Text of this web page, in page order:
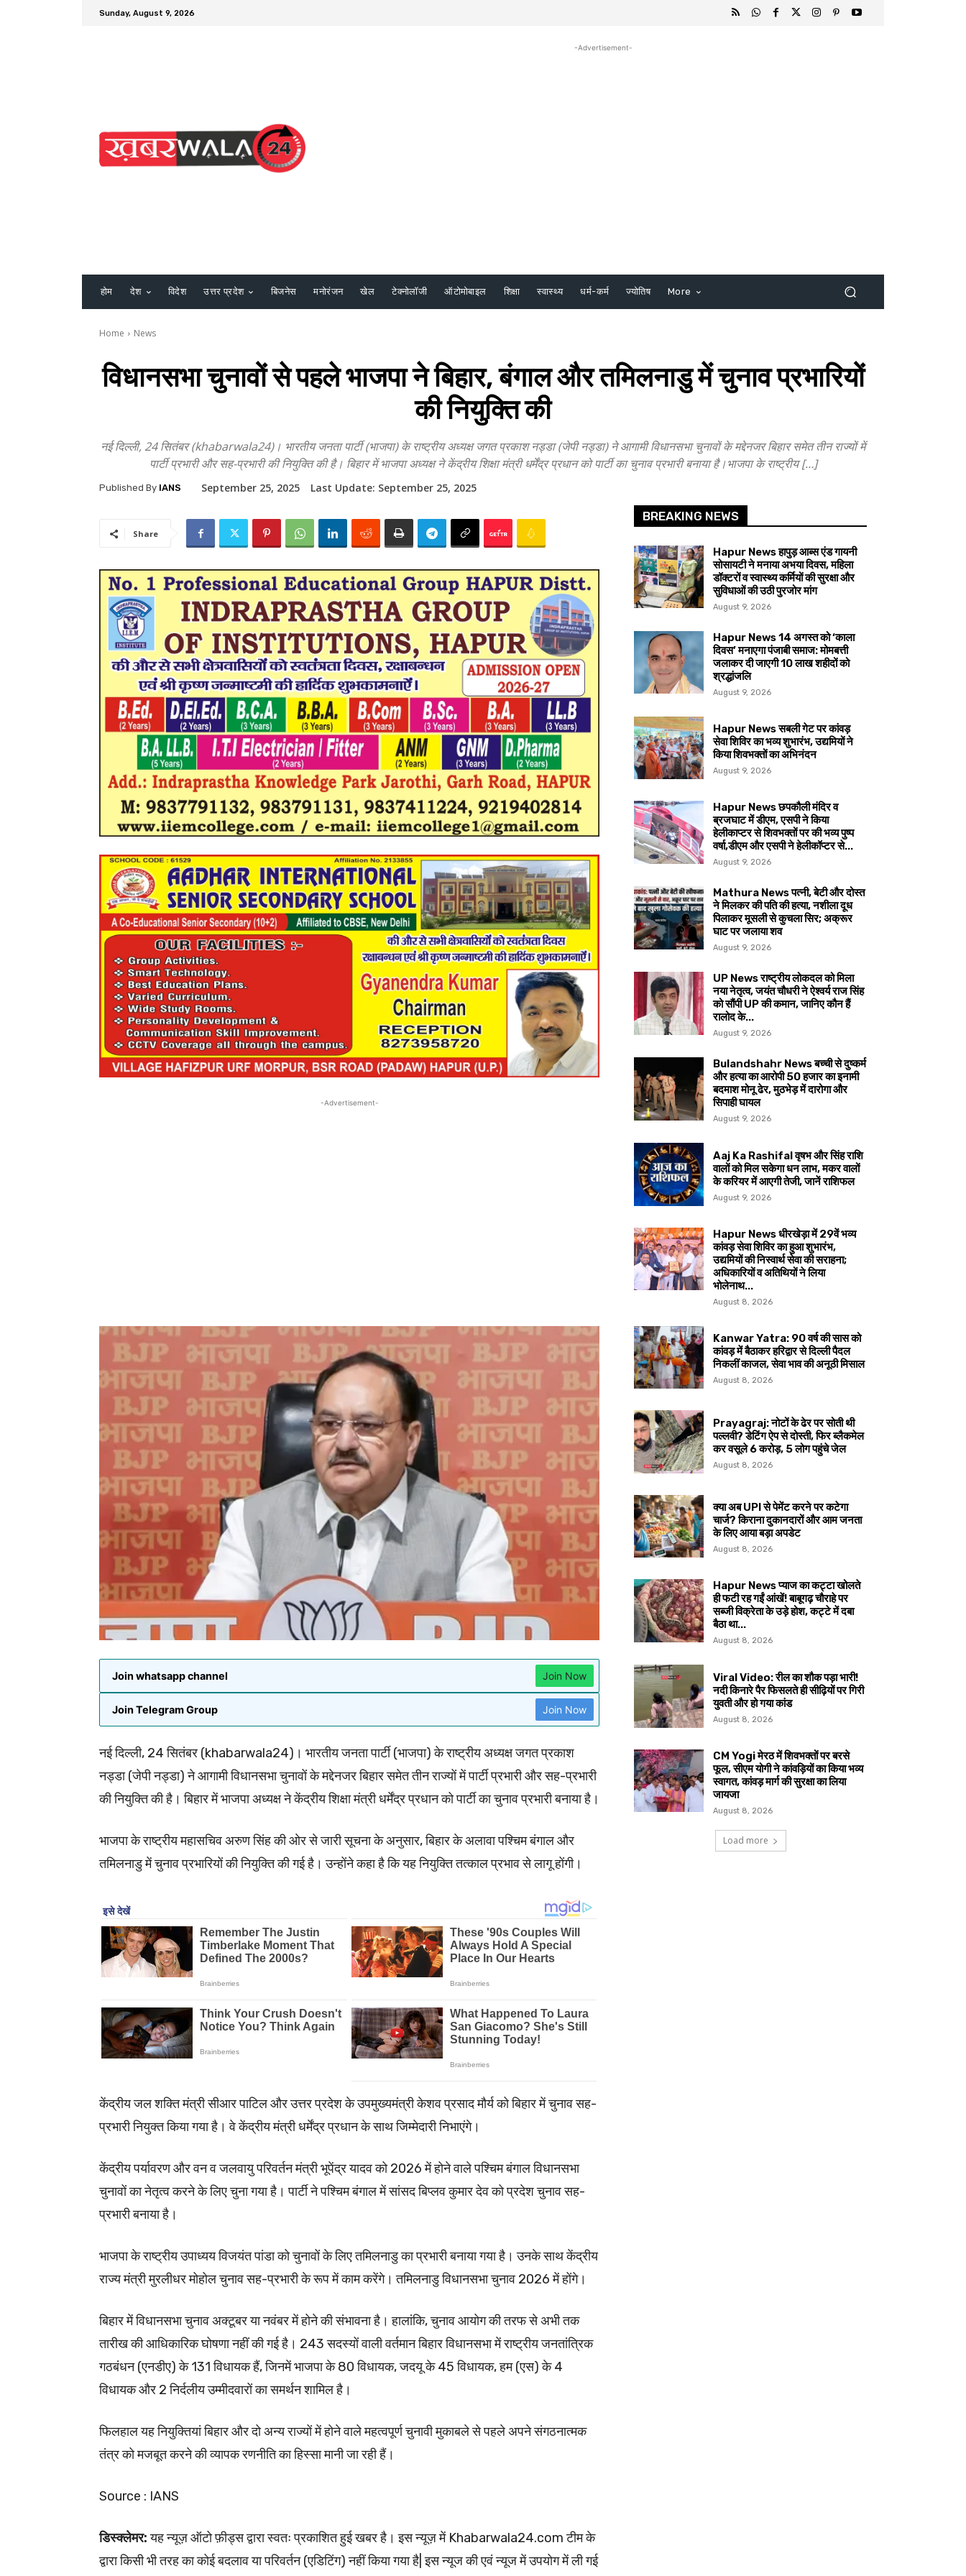
Sunday, August 9, 2026
-Advertisement-
होम देश विदेश उत्तर प्रदेश बिजनेस मनोरंजन खेल टेक्नोलॉजी ऑटोमोबाइल शिक्षा स्वास्थ्य धर्म-कर्म ज्योतिष More
Home News
विधानसभा चुनावों से पहले भाजपा ने बिहार, बंगाल और तमिलनाडु में चुनाव प्रभारियों
की नियुक्ति की
नई दिल्ली, 24 सितंबर (khabarwala24)। भारतीय जनता पार्टी (भाजपा) के राष्ट्रीय अध्यक्ष जगत प्रकाश नड्डा (जेपी नड्डा) ने आगामी विधानसभा चुनावों के मद्देनजर बिहार समेत तीन राज्यों में
पार्टी प्रभारी और सह-प्रभारी की नियुक्ति की है। बिहार में भाजपा अध्यक्ष ने केंद्रीय शिक्षा मंत्री धर्मेंद्र प्रधान को पार्टी का चुनाव प्रभारी बनाया है।भाजपा के राष्ट्रीय […]
Published By IANS September 25, 2025 Last Update: September 25, 2025
Share
-Advertisement-
Join whatsapp channel Join Now
Join Telegram Group Join Now
नई दिल्ली, 24 सितंबर (khabarwala24)। भारतीय जनता पार्टी (भाजपा) के राष्ट्रीय अध्यक्ष जगत प्रकाश
नड्डा (जेपी नड्डा) ने आगामी विधानसभा चुनावों के मद्देनजर बिहार समेत तीन राज्यों में पार्टी प्रभारी और सह-प्रभारी
की नियुक्ति की है। बिहार में भाजपा अध्यक्ष ने केंद्रीय शिक्षा मंत्री धर्मेंद्र प्रधान को पार्टी का चुनाव प्रभारी बनाया है।
भाजपा के राष्ट्रीय महासचिव अरुण सिंह की ओर से जारी सूचना के अनुसार, बिहार के अलावा पश्चिम बंगाल और
तमिलनाडु में चुनाव प्रभारियों की नियुक्ति की गई है। उन्होंने कहा है कि यह नियुक्ति तत्काल प्रभाव से लागू होंगी।
केंद्रीय जल शक्ति मंत्री सीआर पाटिल और उत्तर प्रदेश के उपमुख्यमंत्री केशव प्रसाद मौर्य को बिहार में चुनाव सह-
प्रभारी नियुक्त किया गया है। वे केंद्रीय मंत्री धर्मेंद्र प्रधान के साथ जिम्मेदारी निभाएंगे।
केंद्रीय पर्यावरण और वन व जलवायु परिवर्तन मंत्री भूपेंद्र यादव को 2026 में होने वाले पश्चिम बंगाल विधानसभा
चुनावों का नेतृत्व करने के लिए चुना गया है। पार्टी ने पश्चिम बंगाल में सांसद बिप्लव कुमार देव को प्रदेश चुनाव सह-
प्रभारी बनाया है।
भाजपा के राष्ट्रीय उपाध्यय विजयंत पांडा को चुनावों के लिए तमिलनाडु का प्रभारी बनाया गया है। उनके साथ केंद्रीय
राज्य मंत्री मुरलीधर मोहोल चुनाव सह-प्रभारी के रूप में काम करेंगे। तमिलनाडु विधानसभा चुनाव 2026 में होंगे।
बिहार में विधानसभा चुनाव अक्टूबर या नवंबर में होने की संभावना है। हालांकि, चुनाव आयोग की तरफ से अभी तक
तारीख की आधिकारिक घोषणा नहीं की गई है। 243 सदस्यों वाली वर्तमान बिहार विधानसभा में राष्ट्रीय जनतांत्रिक
गठबंधन (एनडीए) के 131 विधायक हैं, जिनमें भाजपा के 80 विधायक, जदयू के 45 विधायक, हम (एस) के 4
विधायक और 2 निर्दलीय उम्मीदवारों का समर्थन शामिल है।
फिलहाल यह नियुक्तियां बिहार और दो अन्य राज्यों में होने वाले महत्वपूर्ण चुनावी मुकाबले से पहले अपने संगठनात्मक
तंत्र को मजबूत करने की व्यापक रणनीति का हिस्सा मानी जा रही हैं।
Source : IANS
डिस्क्लेमर:यह न्यूज़ ऑटो फ़ीड्स द्वारा स्वतः प्रकाशित हुई खबर है। इस न्यूज़ में Khabarwala24.com टीम के
द्वारा किसी भी तरह का कोई बदलाव या परिवर्तन (एडिटिंग) नहीं किया गया है| इस न्यूज की एवं न्यूज में उपयोग में ली गई
BREAKING NEWS
Hapur News हापुड़ आब्स एंड गायनी
सोसायटी ने मनाया अभया दिवस, महिला
डॉक्टरों व स्वास्थ्य कर्मियों की सुरक्षा और
सुविधाओं की उठी पुरजोर मांग
August 9, 2026
Hapur News 14 अगस्त को ‘काला
दिवस’ मनाएगा पंजाबी समाज: मोमबत्ती
जलाकर दी जाएगी 10 लाख शहीदों को
श्रद्धांजलि
August 9, 2026
Hapur News सबली गेट पर कांवड़
सेवा शिविर का भव्य शुभारंभ, उद्यमियों ने
किया शिवभक्तों का अभिनंदन
August 9, 2026
Hapur News छपकौली मंदिर व
ब्रजघाट में डीएम, एसपी ने किया
हेलीकाप्टर से शिवभक्तों पर की भव्य पुष्प
वर्षा,डीएम और एसपी ने हेलीकॉप्टर से...
August 9, 2026
Mathura News पत्नी, बेटी और दोस्त
ने मिलकर की पति की हत्या, नशीला दूध
पिलाकर मूसली से कुचला सिर; अक्रूर
घाट पर जलाया शव
August 9, 2026
UP News राष्ट्रीय लोकदल को मिला
नया नेतृत्व, जयंत चौधरी ने ऐश्वर्य राज सिंह
को सौंपी UP की कमान, जानिए कौन हैं
रालोद के...
August 9, 2026
Bulandshahr News बच्ची से दुष्कर्म
और हत्या का आरोपी 50 हजार का इनामी
बदमाश मोनू ढेर, मुठभेड़ में दारोगा और
सिपाही घायल
August 9, 2026
Aaj Ka Rashifal वृषभ और सिंह राशि
वालों को मिल सकेगा धन लाभ, मकर वालों
के करियर में आएगी तेजी, जानें राशिफल
August 9, 2026
Hapur News धीरखेड़ा में 29वें भव्य
कांवड़ सेवा शिविर का हुआ शुभारंभ,
उद्यमियों की निस्वार्थ सेवा की सराहना;
अधिकारियों व अतिथियों ने लिया
भोलेनाथ...
August 8, 2026
Kanwar Yatra: 90 वर्ष की सास को
कांवड़ में बैठाकर हरिद्वार से दिल्ली पैदल
निकलीं काजल, सेवा भाव की अनूठी मिसाल
August 8, 2026
Prayagraj: नोटों के ढेर पर सोती थी
पल्लवी? डेटिंग ऐप से दोस्ती, फिर ब्लैकमेल
कर वसूले ₹6 करोड़, 5 लोग पहुंचे जेल
August 8, 2026
क्या अब UPI से पेमेंट करने पर कटेगा
चार्ज? किराना दुकानदारों और आम जनता
के लिए आया बड़ा अपडेट
August 8, 2026
Hapur News प्याज का कट्टा खोलते
ही फटी रह गईं आंखें! बाबूगढ़ चौराहे पर
सब्जी विक्रेता के उड़े होश, कट्टे में दबा
बैठा था...
August 8, 2026
Viral Video: रील का शौक पड़ा भारी!
नदी किनारे पैर फिसलते ही सीढ़ियों पर गिरी
युवती और हो गया कांड
August 8, 2026
CM Yogi मेरठ में शिवभक्तों पर बरसे
फूल, सीएम योगी ने कांवड़ियों का किया भव्य
स्वागत, कांवड़ मार्ग की सुरक्षा का लिया
जायजा
August 8, 2026
Load more